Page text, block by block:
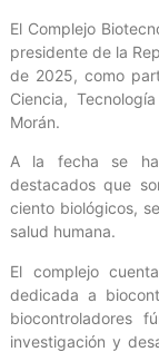
El Complejo
presidente de la
de 2025, como
Ciencia,
Morán.
A la fecha se
destacados que
ciento biológicos,
salud humana.
El complejo
dedicada a
biocontroladores
investigación y